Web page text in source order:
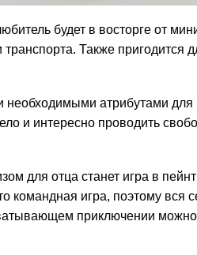
будет в восторге от
Также пригодится
необходимыми атрибутами
и интересно проводить
для отца станет игра в
командная игра, поэтому вся
приключении